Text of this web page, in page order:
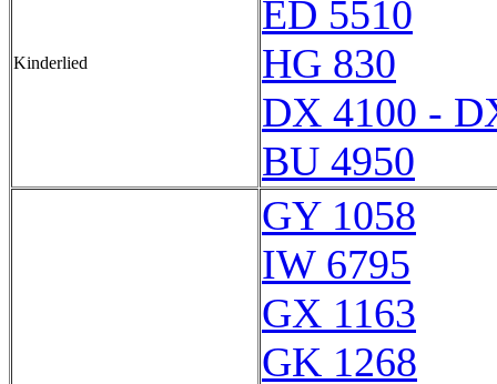
Kinderlied
ED 5510
HG 830
DX 4100 -
BU 4950
GY 1058
IW 6795
GX 1163
GK 1268